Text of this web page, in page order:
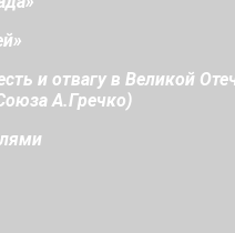
и отвагу в Великой
А.Гречко)